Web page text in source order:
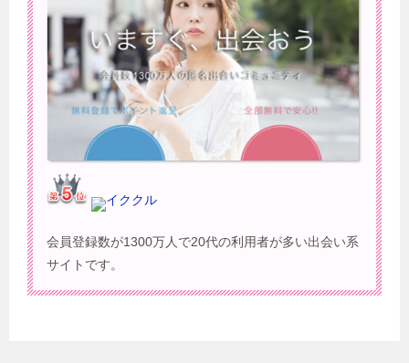
イククル
会員登録数が1300万人で20代の利用者が多い出会い系
サイトです。